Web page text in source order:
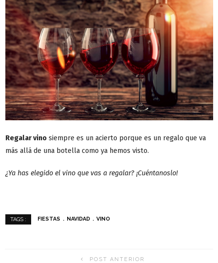
Regalar vino siempre es un acierto porque es un regalo que va
más allá de una botella como ya hemos visto.
¿Ya has elegido el vino que vas a regalar? ¡Cuéntanoslo!
TAGS : FIESTAS NAVIDAD VINO
POST ANTERIOR